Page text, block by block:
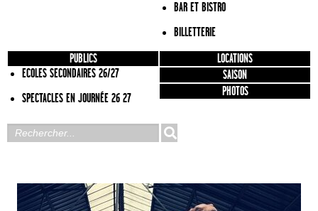
BAR ET BISTRO
BILLETTERIE
PUBLICS
ECOLES SECONDAIRES 26/27
SPECTACLES EN JOURNÉE 26 27
LOCATIONS
SAISON
PHOTOS